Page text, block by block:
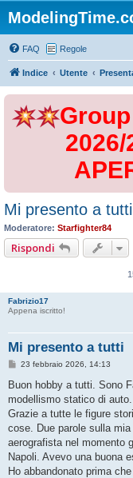
FAQ Regole
Indice Utente
2026/
Mi presento a tutti
Moderatore: Starfighter84
Rispondi
Fabrizio17
Appena iscritto!
Mi presento a tutti
M
s
a
g
i
o
23 febbraio 2026, 14:13
Buon hobby a tutti. Sono
modellismo statico di
Grazie a tutte le figure
cose. Due parole sulla
aerografista nel momento
Napoli. Avevo una buona
Ho abbandonato prima